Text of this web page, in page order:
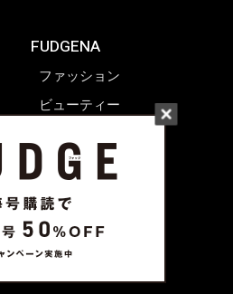
FUDGENA
ファッション
ビューティー
ライフスタイル